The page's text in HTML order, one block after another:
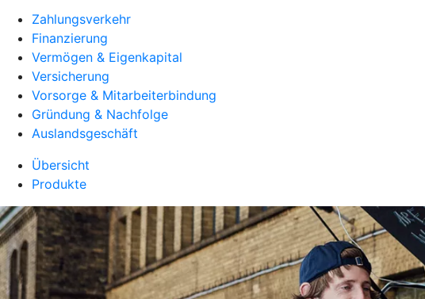
Zahlungsverkehr
Finanzierung
Vermögen & Eigenkapital
Versicherung
Vorsorge & Mitarbeiterbindung
Gründung & Nachfolge
Auslandsgeschäft
Übersicht
Produkte